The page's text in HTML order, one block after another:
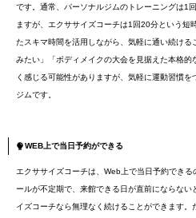
です。通常、パーソナルジムのトレーニングは1
ますが、エクササイズコーチは1回20分という短
たスキマ時間を活用しながら、気軽に通い続け
みたい」「ボディメイクの大会を見据えた本格
く感じる可能性がありますが、気軽に運動習慣
ジムです。
WEB上で当日予約ができる
エクササイズコーチは、Web上で当日予約でき
ールが不定期で、来館できる日が直前にならな
イズコーチなら無理なく続けることができます